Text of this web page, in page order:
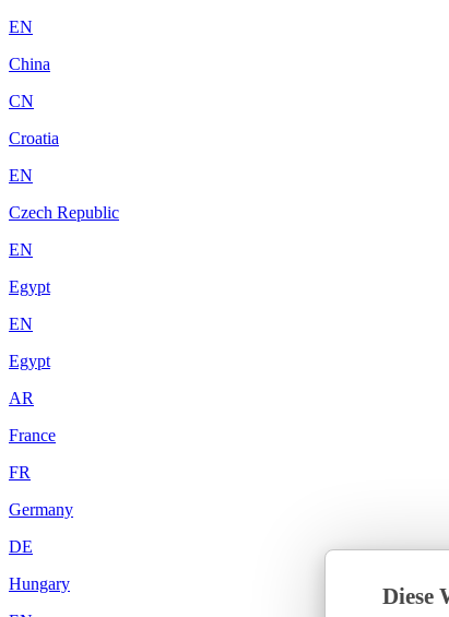
Diese
EN
China
CN
Croatia
EN
Czech Republic
EN
Egypt
EN
Egypt
AR
France
FR
Germany
DE
Hungary